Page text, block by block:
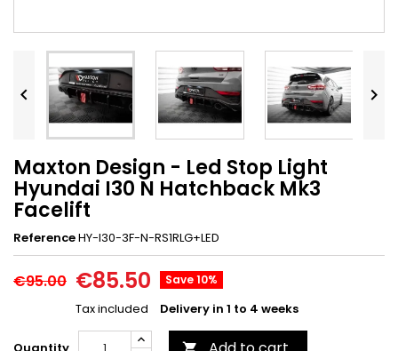
 
Maxton Design - Led Stop Light
Hyundai I30 N Hatchback Mk3
Facelift
ReferenceHY-I30-3F-N-RS1RLG+LED
€95.00 €85.50 Save 10%
Tax included Delivery in 1 to 4 weeks